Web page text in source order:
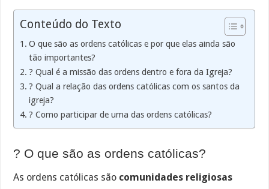
Conteúdo do Texto
O que são as ordens católicas e por que elas ainda são
tão importantes?
? Qual é a missão das ordens dentro e fora da Igreja?
? Qual a relação das ordens católicas com os santos da
igreja?
? Como participar de uma das ordens católicas?
? O que são as ordens católicas?
As ordens católicas são comunidades religiosas